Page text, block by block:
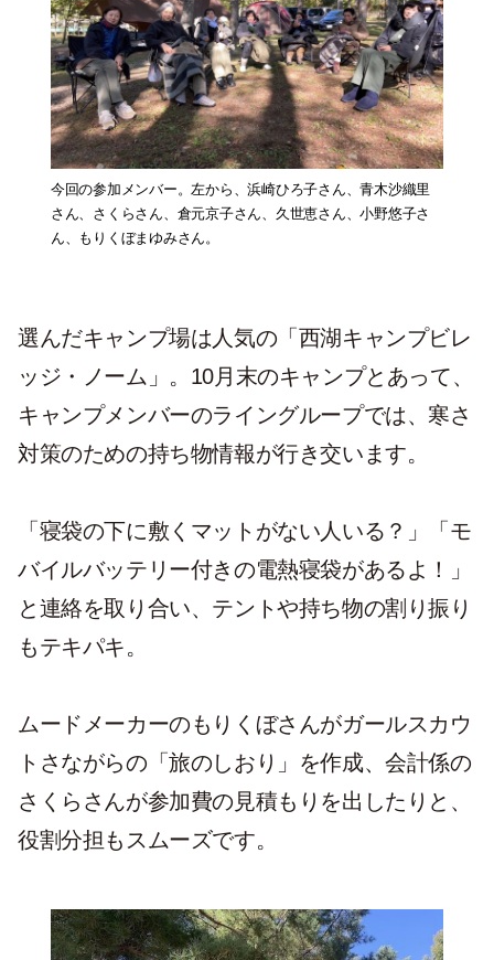
今回の参加メンバー。左から、浜崎ひろ子さん、青木沙織里
さん、さくらさん、倉元京子さん、久世恵さん、小野悠子さ
ん、もりくぼまゆみさん。
選んだキャンプ場は人気の「西湖キャンプビレ
ッジ・ノーム」。10月末のキャンプとあって、
キャンプメンバーのライングループでは、寒さ
対策のための持ち物情報が行き交います。
「寝袋の下に敷くマットがない人いる？」「モ
バイルバッテリー付きの電熱寝袋があるよ！」
と連絡を取り合い、テントや持ち物の割り振り
もテキパキ。
ムードメーカーのもりくぼさんがガールスカウ
トさながらの「旅のしおり」を作成、会計係の
さくらさんが参加費の見積もりを出したりと、
役割分担もスムーズです。